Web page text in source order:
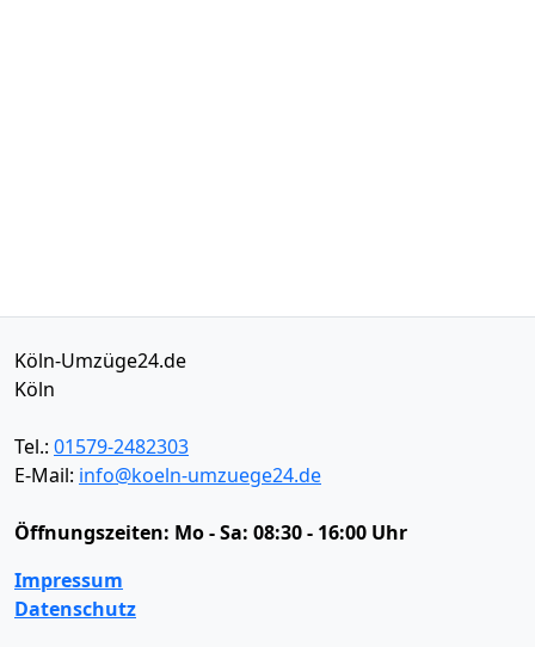
Köln-Umzüge24.de
Köln
Tel.: 01579-2482303
E-Mail: info@koeln-umzuege24.de
Öffnungszeiten: Mo - Sa: 08:30 - 16:00 Uhr
Impressum
Datenschutz